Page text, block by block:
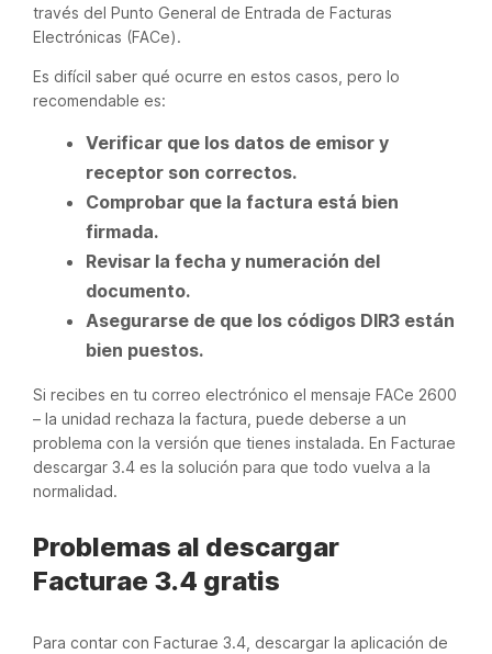
través del Punto General de Entrada de Facturas
Electrónicas (FACe).
Es difícil saber qué ocurre en estos casos, pero lo
recomendable es:
Verificar que los datos de emisor y
receptor son correctos.
Comprobar que la factura está bien
firmada.
Revisar la fecha y numeración del
documento.
Asegurarse de que los códigos DIR3 están
bien puestos.
Si recibes en tu correo electrónico el mensaje FACe 2600
– la unidad rechaza la factura, puede deberse a un
problema con la versión que tienes instalada. En Facturae
descargar 3.4 es la solución para que todo vuelva a la
normalidad.
Problemas al descargar
Facturae 3.4 gratis
Para contar con Facturae 3.4, descargar la aplicación de